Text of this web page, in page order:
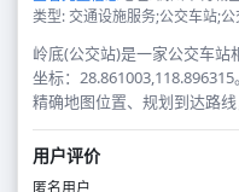
类型: 交通设施服务;公交车站;
岭底(公交站)是一家公交车站
坐标：
精确地图位置、规划到达路线
用户评价
匿名用户